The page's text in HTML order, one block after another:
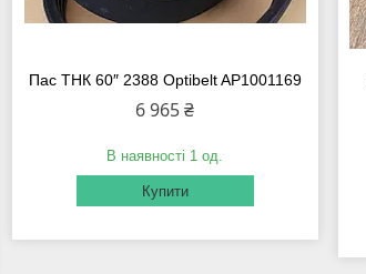
Пас ТНК 60″ 2388 Optibelt AP1001169
6 965 ₴
В наявності 1 од.
Купити